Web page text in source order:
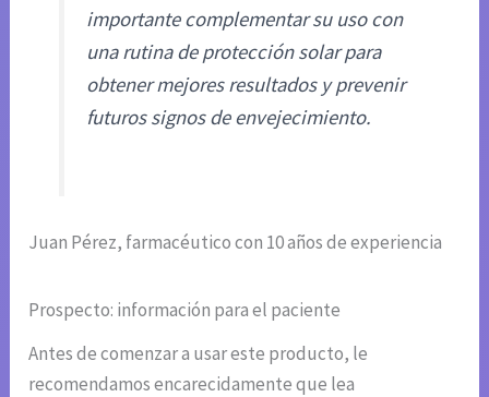
importante complementar su uso con
una rutina de protección solar para
obtener mejores resultados y prevenir
futuros signos de envejecimiento.
Juan Pérez, farmacéutico con 10 años de experiencia
Prospecto: información para el paciente
Antes de comenzar a usar este producto, le
recomendamos encarecidamente que lea